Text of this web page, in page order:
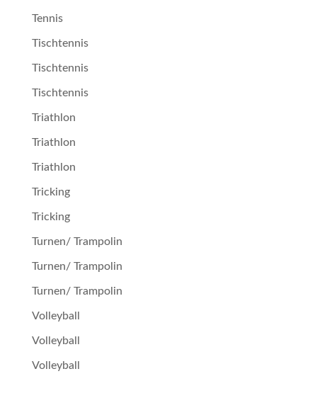
Tennis
Tischtennis
Tischtennis
Tischtennis
Triathlon
Triathlon
Triathlon
Tricking
Tricking
Turnen/ Trampolin
Turnen/ Trampolin
Turnen/ Trampolin
Volleyball
Volleyball
Volleyball